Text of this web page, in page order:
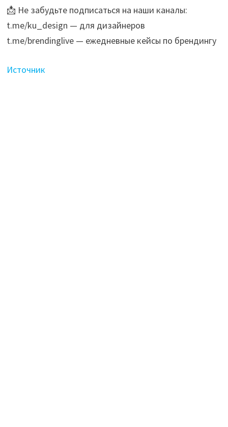
📩 Не забудьте подписаться на наши каналы:
t.me/ku_design — для дизайнеров
t.me/brendinglive — ежедневные кейсы по брендингу
Источник